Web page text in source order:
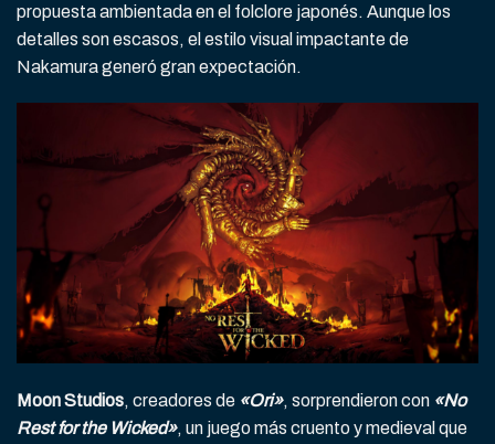
propuesta ambientada en el folclore japonés. Aunque los
detalles son escasos, el estilo visual impactante de
Nakamura generó gran expectación.
Moon Studios, creadores de «Ori», sorprendieron con «No
Rest for the Wicked», un juego más cruento y medieval que